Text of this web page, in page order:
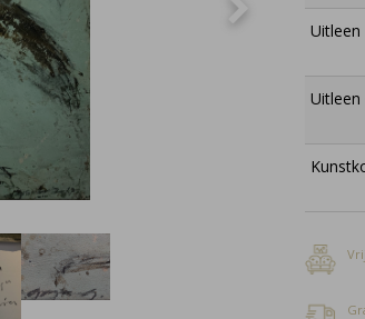
Uitleen
Uitleen